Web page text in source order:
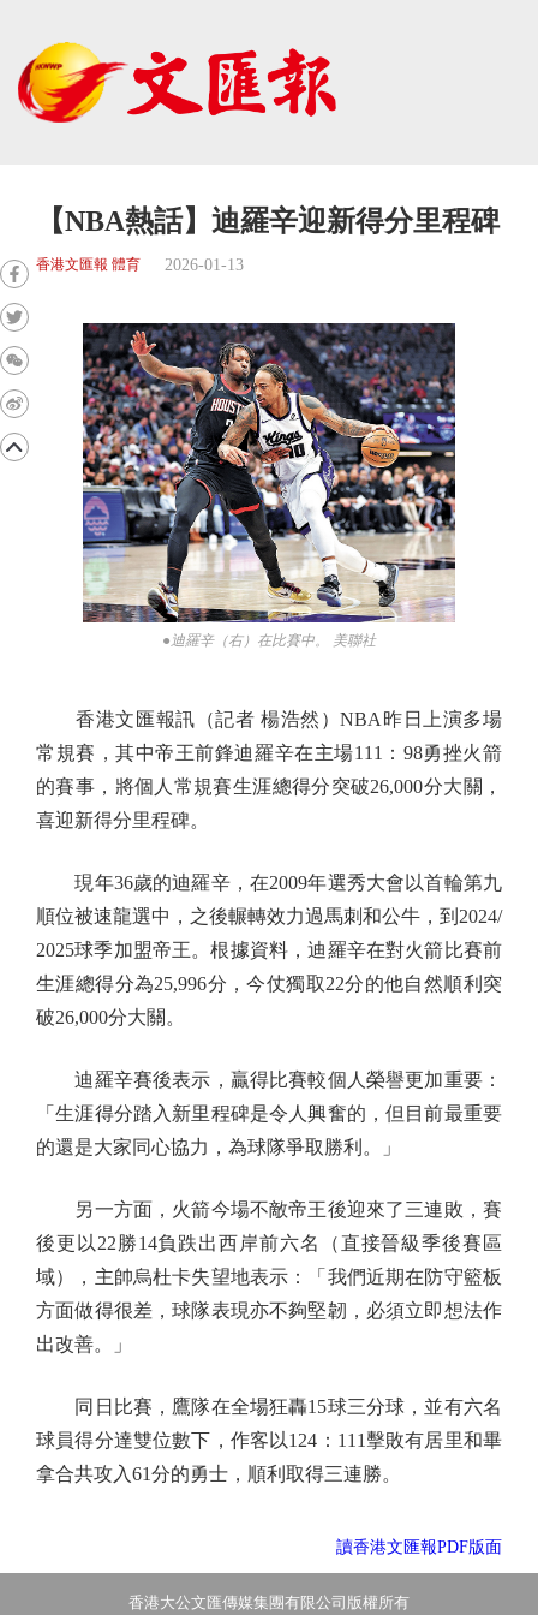
【NBA熱話】迪羅辛迎新得分里程碑
香港文匯報 體育 2026-01-13
●迪羅辛（右）在比賽中。 美聯社
香港文匯報訊（記者 楊浩然）NBA昨日上演多場
常規賽，其中帝王前鋒迪羅辛在主場111：98勇挫火箭
的賽事，將個人常規賽生涯總得分突破26,000分大關，
喜迎新得分里程碑。
現年36歲的迪羅辛，在2009年選秀大會以首輪第九
順位被速龍選中，之後輾轉效力過馬刺和公牛，到2024/
2025球季加盟帝王。根據資料，迪羅辛在對火箭比賽前
生涯總得分為25,996分，今仗獨取22分的他自然順利突
破26,000分大關。
迪羅辛賽後表示，贏得比賽較個人榮譽更加重要：
「生涯得分踏入新里程碑是令人興奮的，但目前最重要
的還是大家同心協力，為球隊爭取勝利。」
另一方面，火箭今場不敵帝王後迎來了三連敗，賽
後更以22勝14負跌出西岸前六名（直接晉級季後賽區
域），主帥烏杜卡失望地表示：「我們近期在防守籃板
方面做得很差，球隊表現亦不夠堅韌，必須立即想法作
出改善。」
同日比賽，鷹隊在全場狂轟15球三分球，並有六名
球員得分達雙位數下，作客以124：111擊敗有居里和畢
拿合共攻入61分的勇士，順利取得三連勝。
讀香港文匯報PDF版面
香港大公文匯傳媒集團有限公司版權所有